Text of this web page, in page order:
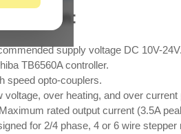
supply voltage DC 10V-24V.
TB6560A controller.
speed opto-couplers.
voltage, over heating, and over current
rated output current (3.5A
for 2/4 phase, 4 or 6 wire